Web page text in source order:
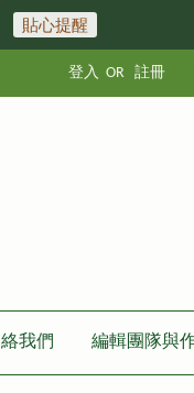
貼心提醒
登入 OR 註冊
我們 編輯團隊與